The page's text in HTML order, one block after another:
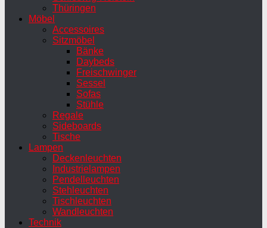
Thüringen
Möbel
Accessoires
Sitzmöbel
Bänke
Daybeds
Freischwinger
Sessel
Sofas
Stühle
Regale
Sideboards
Tische
Lampen
Deckenleuchten
Industrielampen
Pendelleuchten
Stehleuchten
Tischleuchten
Wandleuchten
Technik